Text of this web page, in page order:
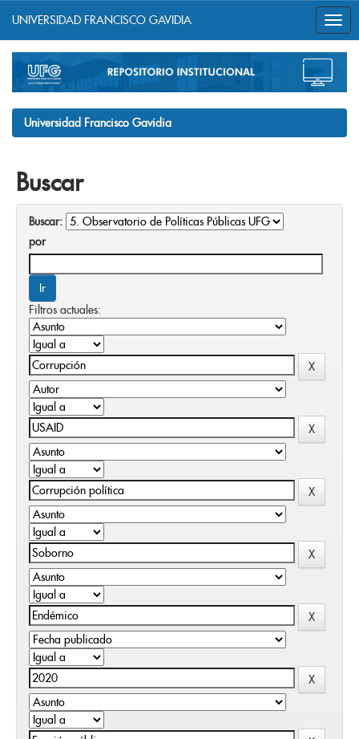
navigation
UNIVERSIDAD FRANCISCO GAVIDIA
Universidad Francisco Gavidia
Buscar
Buscar:
por
Filtros actuales: